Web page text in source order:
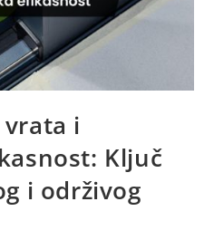
vrata i
Ključ
i održivog